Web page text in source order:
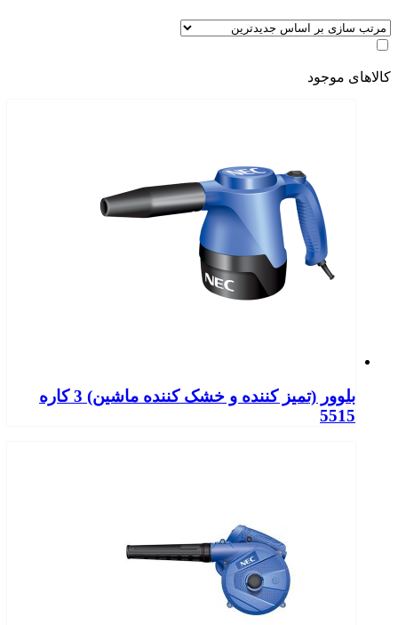
کالاهای موجود
بلوور (تمیز کننده و خشک کننده ماشین) 3 کاره
5515